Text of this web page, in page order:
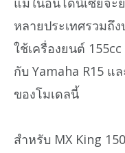
หลายประเทศรวมถึ
ใช้เครื่องยนต์
กับ Yamaha R15 แ
ของโมเดลนี้
สำหรับ MX King